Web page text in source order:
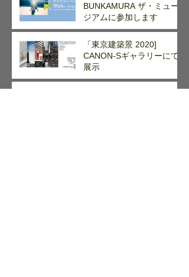
BUNKAMURA ザ・ミュー
ジアムに参加します
「東京建築景 2020]
CANON-Sギャラリーにて
展示